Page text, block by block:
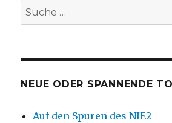
Suche
nach:
NEUE ODER SPANNENDE
Auf den Spuren des NIE2